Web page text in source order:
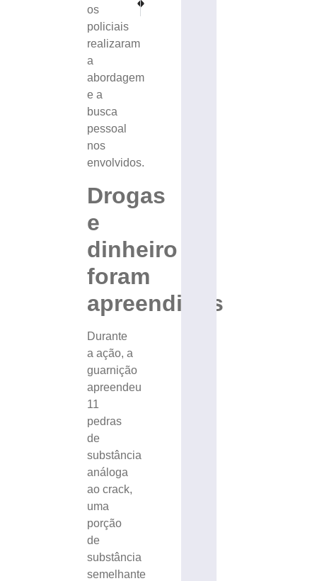
os
policiais
realizaram
a
abordagem
e a
busca
pessoal
nos
envolvidos.
Drogas
e
dinheiro
foram
apreendidos
Durante
a ação, a
guarnição
apreendeu
11
pedras
de
substância
análoga
ao crack,
uma
porção
de
substância
semelhante